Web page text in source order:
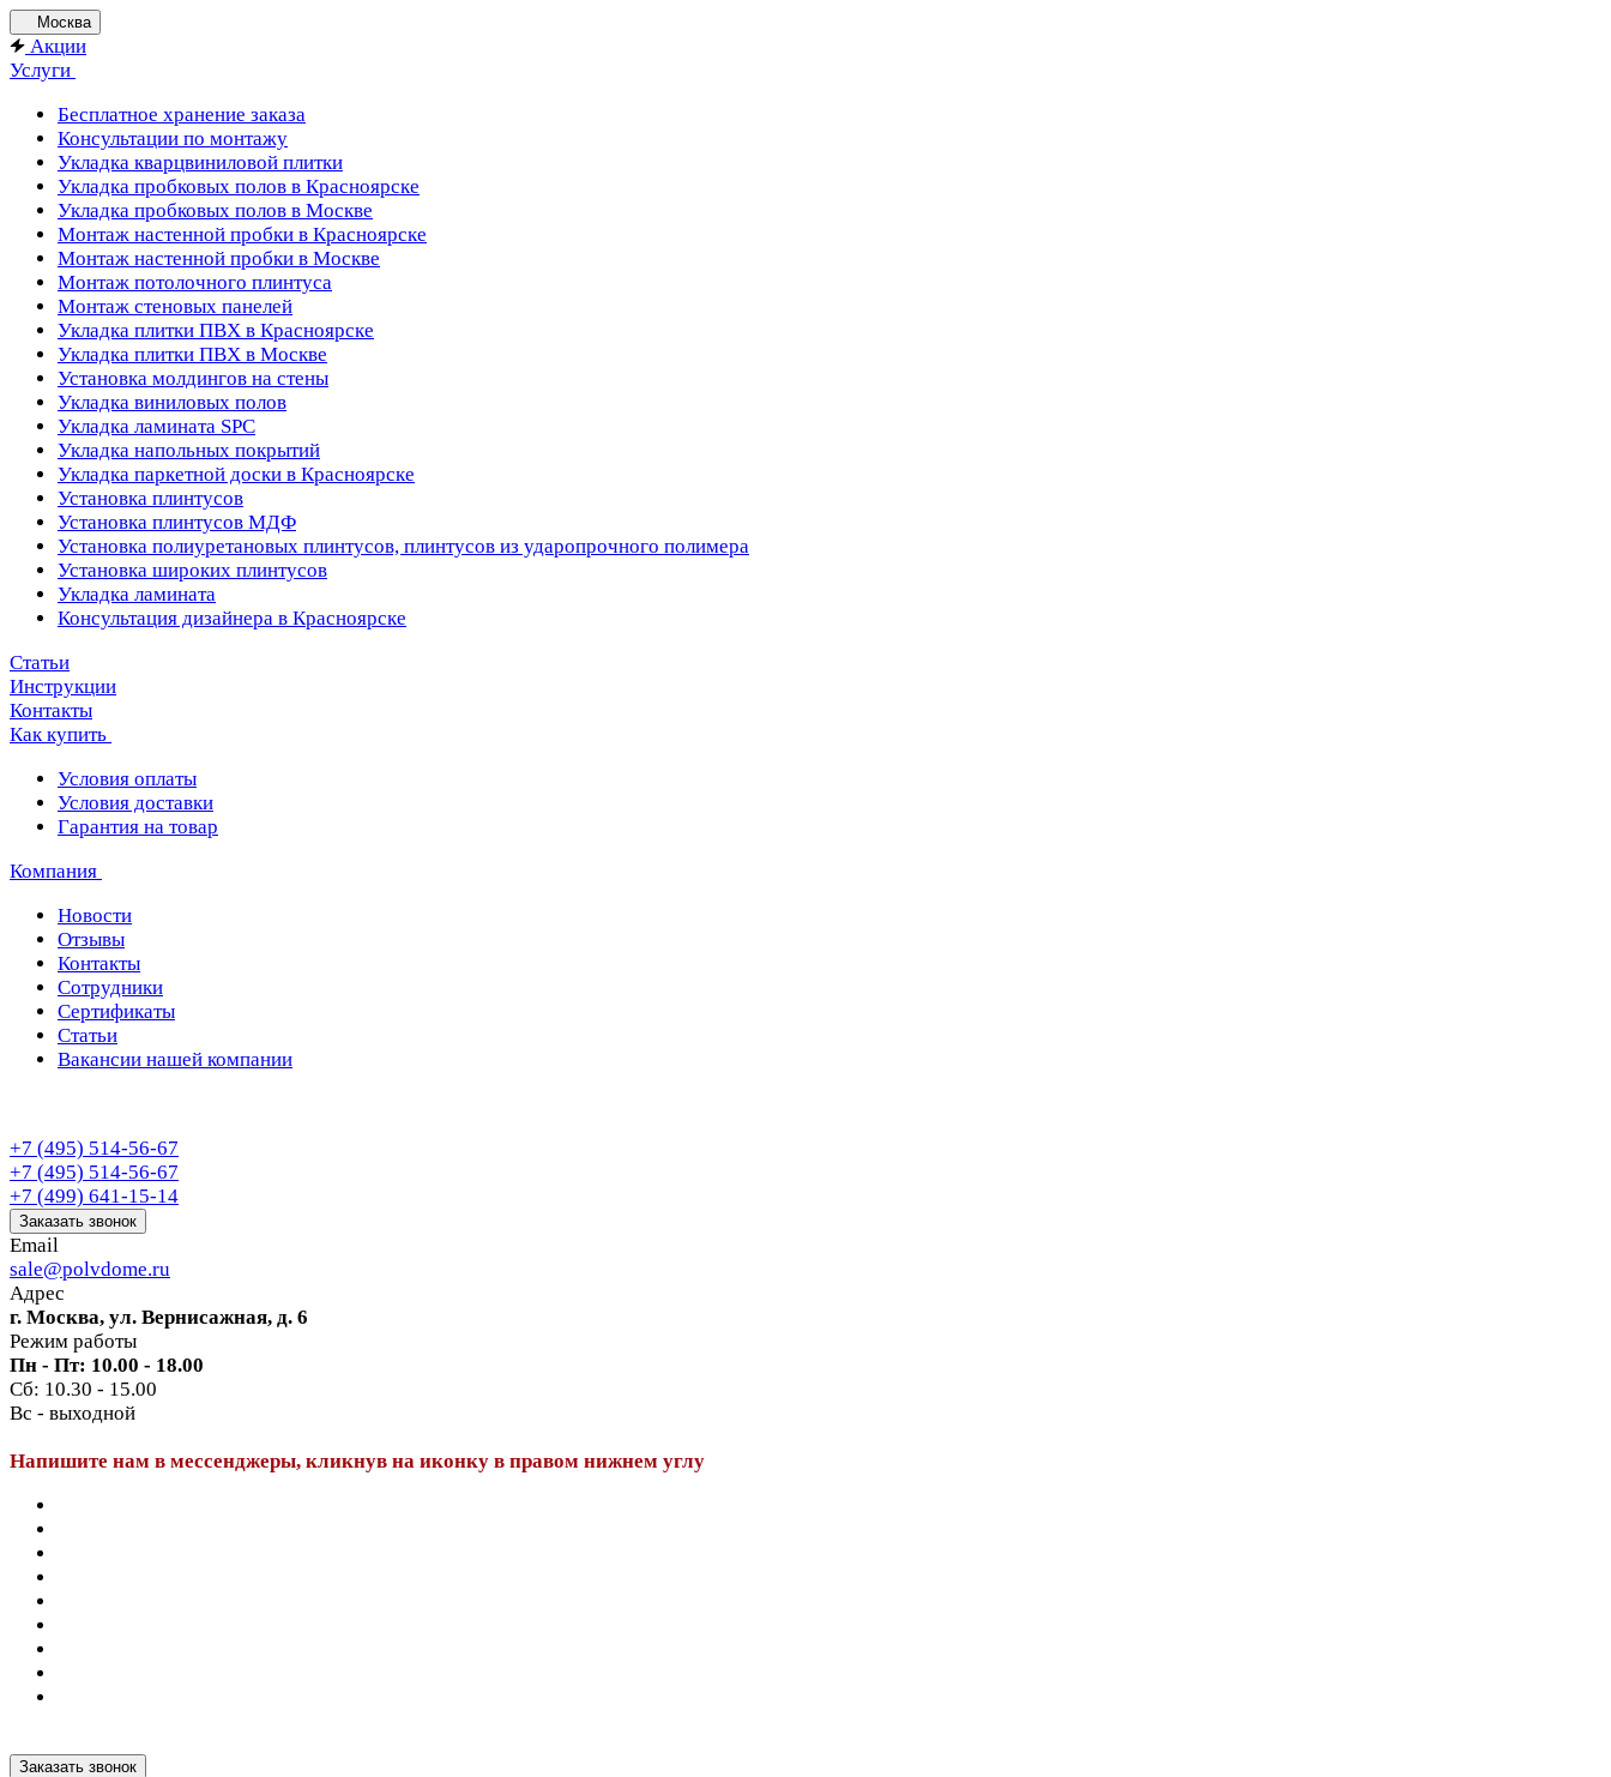
Москва
Акции
Услуги
Бесплатное хранение заказа
Консультации по монтажу
Укладка кварцвиниловой плитки
Укладка пробковых полов в Красноярске
Укладка пробковых полов в Москве
Монтаж настенной пробки в Красноярске
Монтаж настенной пробки в Москве
Монтаж потолочного плинтуса
Монтаж стеновых панелей
Укладка плитки ПВХ в Красноярске
Укладка плитки ПВХ в Москве
Установка молдингов на стены
Укладка виниловых полов
Укладка ламината SPC
Укладка напольных покрытий
Укладка паркетной доски в Красноярске
Установка плинтусов
Установка плинтусов МДФ
Установка полиуретановых плинтусов, плинтусов из ударопрочного полимера
Установка широких плинтусов
Укладка ламината
Консультация дизайнера в Красноярске
Статьи
Инструкции
Контакты
Как купить
Условия оплаты
Условия доставки
Гарантия на товар
Компания
Новости
Отзывы
Контакты
Сотрудники
Сертификаты
Статьи
Вакансии нашей компании
+7 (495) 514-56-67
+7 (495) 514-56-67
+7 (499) 641-15-14
Заказать звонок
Email
sale@polvdome.ru
Адрес
г. Москва, ул. Вернисажная, д. 6
Режим работы
Пн - Пт: 10.00 - 18.00
Сб: 10.30 - 15.00
Вс - выходной
Напишите нам в мессенджеры, кликнув на иконку в правом нижнем углу
Заказать звонок